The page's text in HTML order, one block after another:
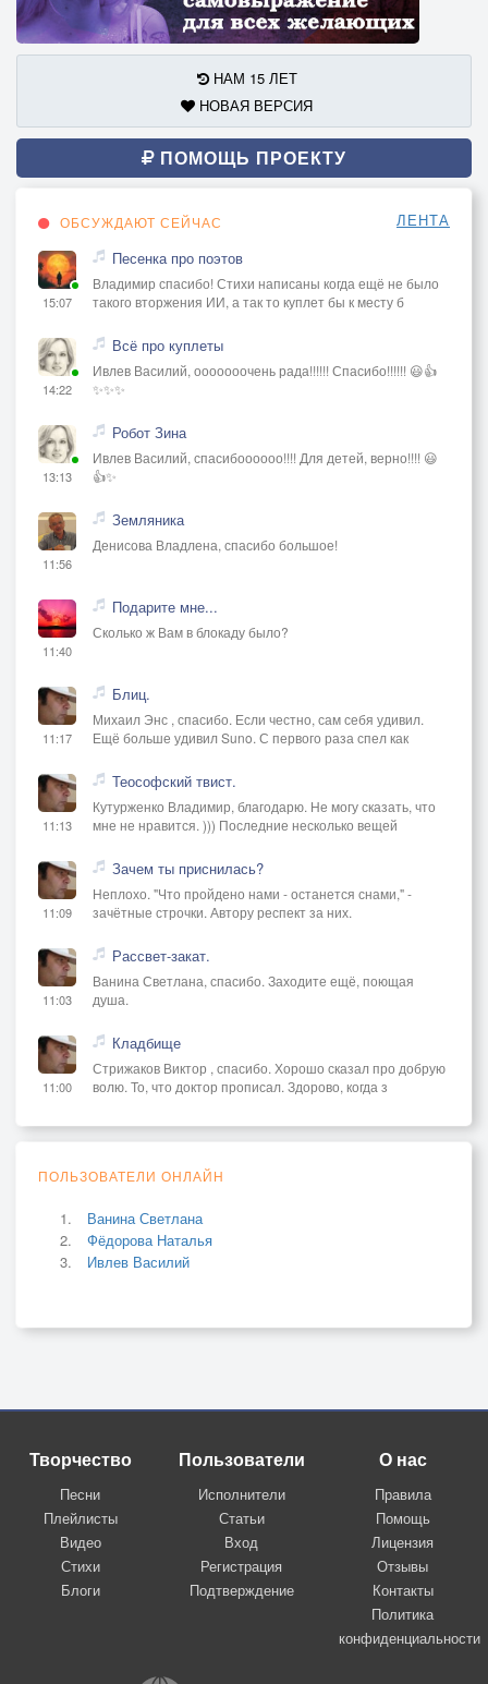
НАМ 15 ЛЕТ
НОВАЯ ВЕРСИЯ
ПОМОЩЬ ПРОЕКТУ
ОБСУЖДАЮТ СЕЙЧАС ЛЕНТА
15:07
Песенка про поэтов
Владимир спасибо! Стихи написаны когда ещё не было
такого вторжения ИИ, а так то куплет бы к месту б
14:22
Всё про куплеты
Ивлев Василий, ооооооочень рада!!!!!! Спасибо!!!!!! 😃👍
✨✨✨
13:13
Робот Зина
Ивлев Василий, спасибоооооо!!!! Для детей, верно!!!! 😃
👍✨
11:56
Земляника
Денисова Владлена, спасибо большое!
11:40
Подарите мне...
Сколько ж Вам в блокаду было?
11:17
Блиц.
Михаил Энс , спасибо. Если честно, сам себя удивил.
Ещё больше удивил Suno. С первого раза спел как
11:13
Теософский твист.
Кутурженко Владимир, благодарю. Не могу сказать, что
мне не нравится. ))) Последние несколько вещей
11:09
Зачем ты приснилась?
Неплохо. "Что пройдено нами - останется снами," -
зачётные строчки. Автору респект за них.
11:03
Рассвет-закат.
Ванина Светлана, спасибо. Заходите ещё, поющая
душа.
11:00
Кладбище
Стрижаков Виктор , спасибо. Хорошо сказал про добрую
волю. То, что доктор прописал. Здорово, когда з
ПОЛЬЗОВАТЕЛИ ОНЛАЙН
Ванина Светлана
Фёдорова Наталья
Ивлев Василий
Творчество
Песни
Плейлисты
Видео
Стихи
Блоги
Пользователи
Исполнители
Статьи
Вход
Регистрация
Подтверждение
О нас
Правила
Помощь
Лицензия
Отзывы
Контакты
Политика
конфиденциальности